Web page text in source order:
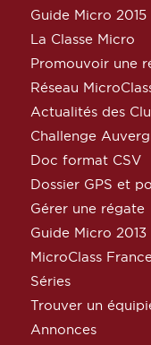
Guide Micro 2015
La Classe Micro
Promouvoir une
Réseau
Actualités des
Challenge
Doc format CSV
Dossier GPS et
Gérer une régate
Guide Micro 2013
MicroClass
Séries
Trouver un
Annonces